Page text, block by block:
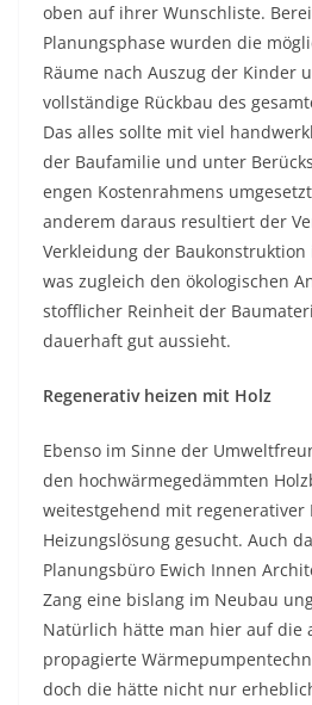
oben auf ihrer Wunschliste.
Planungsphase wurden die
Räume nach Auszug der Kinder
vollständige Rückbau des
Das alles sollte mit viel
der Baufamilie und unter
engen Kostenrahmens
anderem daraus resultiert der
Verkleidung der
was zugleich den ökologischen
stofflicher Reinheit der
dauerhaft gut aussieht.
Regenerativ heizen mit Holz
Ebenso im Sinne der
den hochwärmegedämmten
weitestgehend mit regenerativer
Heizungslösung gesucht. Auch
Planungsbüro Ewich Innen
Zang eine bislang im Neubau
Natürlich hätte man hier auf die
propagierte
doch die hätte nicht nur